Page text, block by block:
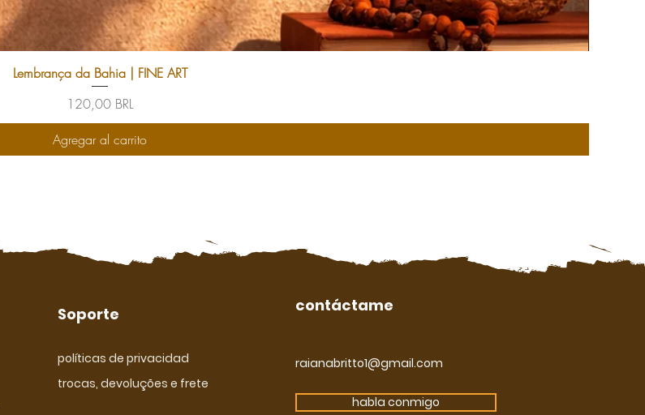
Lembrança da Bahia | FINE ART
Precio
120,00 BRL
Agregar al carrito
Soporte
políticas de privacidad
trocas, devoluções e frete
contáctame
raianabritto1@gmail.com
habla conmigo